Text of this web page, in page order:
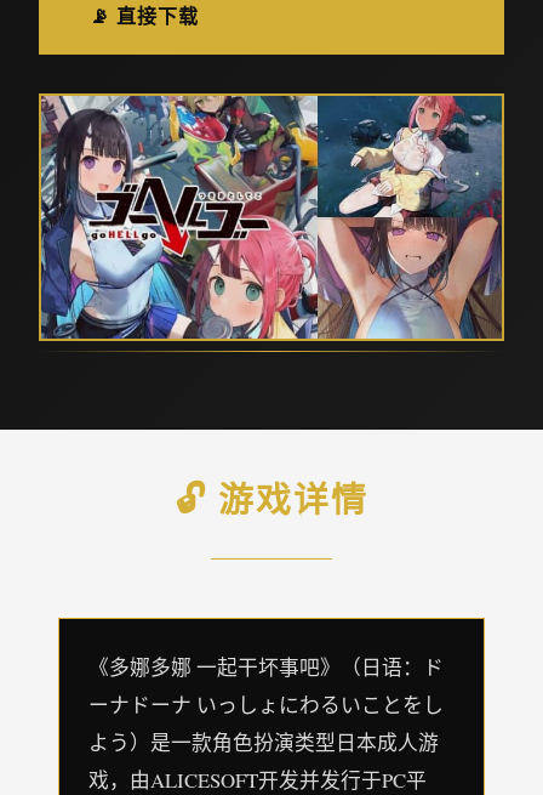
📡 直接下载
🔓 游戏详情
《多娜多娜 一起干坏事吧》（日语：ド
ーナドーナ いっしょにわるいことをし
よう）是一款角色扮演类型日本成人游
戏，由ALICESOFT开发并发行于PC平